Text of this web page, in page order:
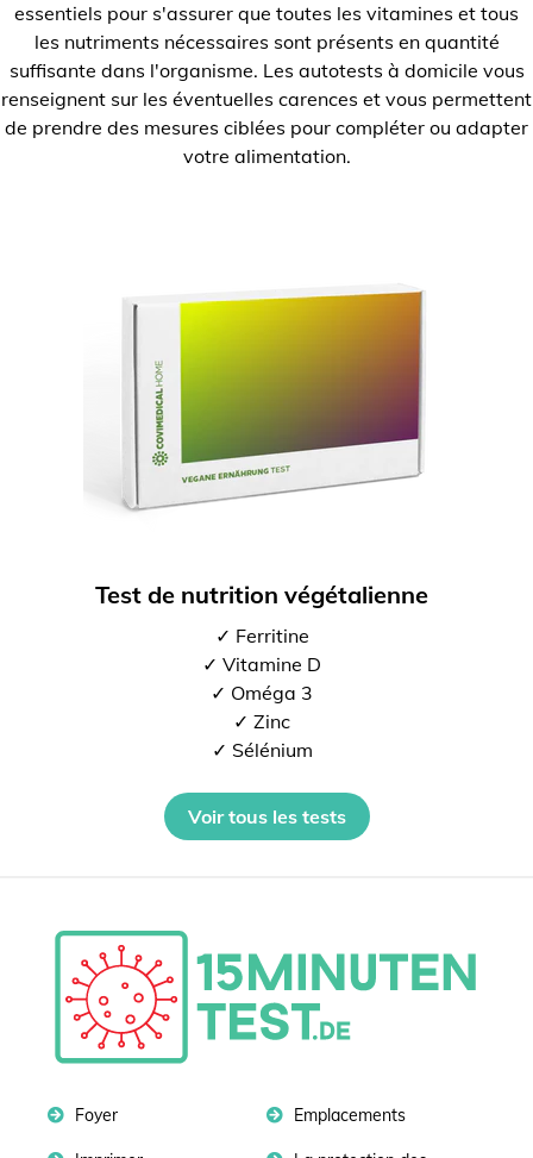
essentiels pour s'assurer que toutes les vitamines et tous
les nutriments nécessaires sont présents en quantité
suffisante dans l'organisme. Les autotests à domicile vous
renseignent sur les éventuelles carences et vous permettent
de prendre des mesures ciblées pour compléter ou adapter
votre alimentation.
Test de nutrition végétalienne
✓ Ferritine
✓ Vitamine D
✓ Oméga 3
✓ Zinc
✓ Sélénium
Voir tous les tests
Foyer Emplacements